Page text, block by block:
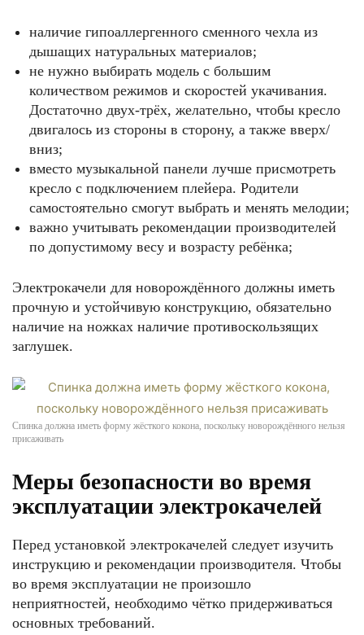
наличие гипоаллергенного сменного чехла из
дышащих натуральных материалов;
не нужно выбирать модель с большим
количеством режимов и скоростей укачивания.
Достаточно двух-трёх, желательно, чтобы кресло
двигалось из стороны в сторону, а также вверх/
вниз;
вместо музыкальной панели лучше присмотреть
кресло с подключением плейера. Родители
самостоятельно смогут выбрать и менять мелодии;
важно учитывать рекомендации производителей
по допустимому весу и возрасту ребёнка;
Электрокачели для новорождённого должны иметь
прочную и устойчивую конструкцию, обязательно
наличие на ножках наличие противоскользящих
заглушек.
Спинка должна иметь форму жёсткого кокона, поскольку новорождённого нельзя
присаживать
Меры безопасности во время
эксплуатации электрокачелей
Перед установкой электрокачелей следует изучить
инструкцию и рекомендации производителя. Чтобы
во время эксплуатации не произошло
неприятностей, необходимо чётко придерживаться
основных требований.